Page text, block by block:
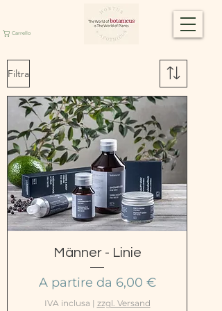
Carrello
Filtra
Männer - Linie
A partire da 6,00 €
Prezzo scontato
IVA inclusa | zzgl. Versand